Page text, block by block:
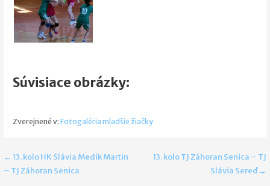
Súvisiace obrázky:
Zverejnené v: Fotogaléria mladšie žiačky
Navigácia
← 13. kolo HK Slávia Medik Martin
– TJ Záhoran Senica
13. kolo TJ Záhoran Senica – TJ
Slávia Sereď →